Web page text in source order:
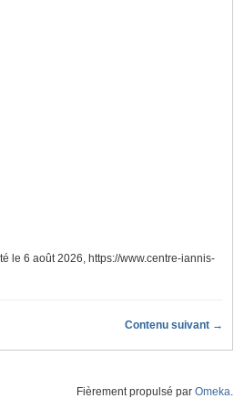
le 6 août 2026, https://www.centre-iannis-
Contenu suivant →
Fièrement propulsé par Omeka.